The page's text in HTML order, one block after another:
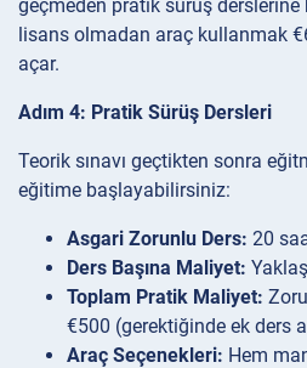
geçmeden pratik sürüş derslerine
lisans olmadan araç kullanmak
açar.
Adım 4: Pratik Sürüş Dersleri
Teorik sınavı geçtikten sonra
eğitime başlayabilirsiniz:
Asgari Zorunlu Ders: 20
Ders Başına Maliyet:
Toplam Pratik Maliyet:
€500 (gerektiğinde ek ders
Araç Seçenekleri: Hem